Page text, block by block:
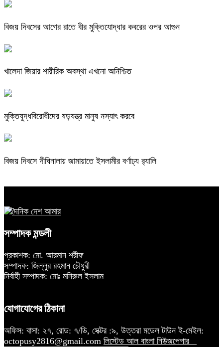
বিজয় দিবসের আগের রাতে বীর মুক্তিযোদ্ধার কবরের ওপর আগুন
খালেদা জিয়ার শারীরিক অবস্থা এখনো অনিশ্চিত
মুক্তিযুদ্ধবিরোধীদের ষড়যন্ত্র মানুষ নস্যাৎ করবে
বিজয় দিবসে দীঘিনালায় জামায়াতে ইসলামীর বর্ণাঢ্য র‍্যালি
সম্পাদক মন্ডলী
প্রকাশক: মো. আরমান শরীফ
সম্পাদক: জিল্লুর রহমান চৌধুরী
নির্বাহী সম্পাদক: মোঃ মনিরুল ইসলাম
যোগাযোগের ঠিকানা
অফিস: বাসা: ২৭, রোড: ৭/ডি, সেক্টর :৯, উত্তরা মডেল টাউন ই-মেইল:
octopusy2816@gmail.com লিস্টেড আল বাংলা নিউজপেপার